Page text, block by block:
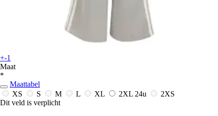
+-1
Maat
*
Maattabel
XS
S M L XL 2XL 24u
2XS
Dit veld is verplicht